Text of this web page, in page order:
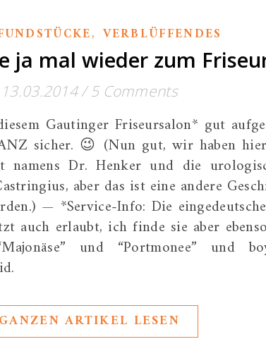
, VERBLÜFFENDES
ja mal wieder zum
13.03.2014/ 5 Comments
Gautinger Friseursalon* gut
sicher. 😉 (Nun gut, wir haben
namens Dr. Henker und die
aber das ist eine andere
— *Service-Info: Die
auch erlaubt, ich finde sie aber
und “Portmonee” und
GANZEN ARTIKEL LESEN